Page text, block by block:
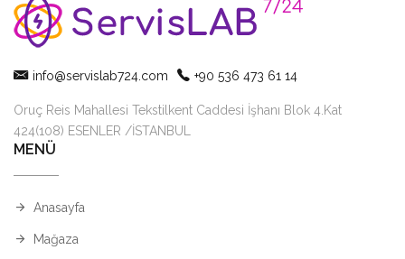
info@servislab724.com +90 536 473 61 14
Oruç Reis Mahallesi Tekstilkent Caddesi İşhanı Blok 4.Kat
424(108) ESENLER /İSTANBUL
MENÜ
Anasayfa
Mağaza